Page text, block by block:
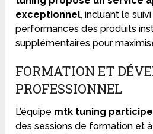
exceptionnel, incluant le
performances des produits
supplémentaires pour
FORMATION ET
PROFESSIONNEL
L’équipe mtk tuning
des sessions de formation et